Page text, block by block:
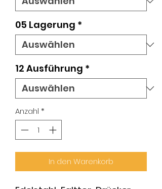
05 Lagerung *
12 Ausführung *
Anzahl *
In den Warenkorb